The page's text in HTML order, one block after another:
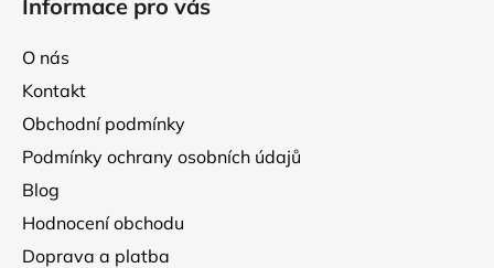
Informace pro vás
O nás
Kontakt
Obchodní podmínky
Podmínky ochrany osobních údajů
Blog
Hodnocení obchodu
Doprava a platba